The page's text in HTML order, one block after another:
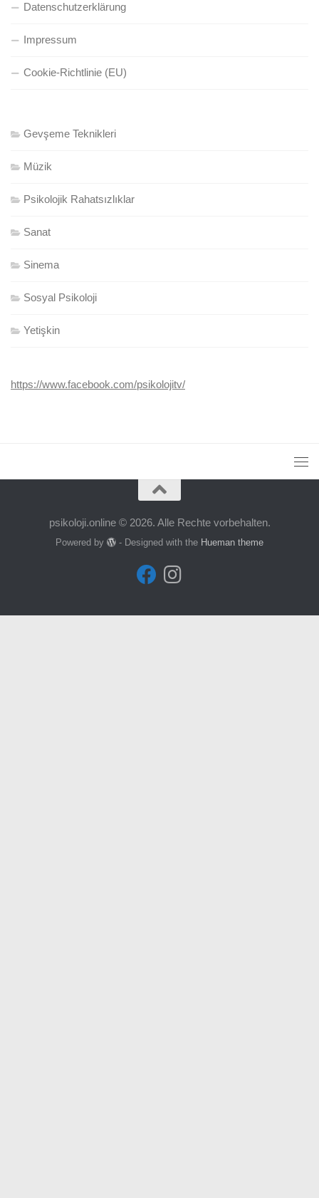
Datenschutzerklärung
Impressum
Cookie-Richtlinie (EU)
Gevşeme Teknikleri
Müzik
Psikolojik Rahatsızlıklar
Sanat
Sinema
Sosyal Psikoloji
Yetişkin
https://www.facebook.com/psikolojitv/
psikoloji.online © 2026. Alle Rechte vorbehalten.
Powered by - Designed with the Hueman theme